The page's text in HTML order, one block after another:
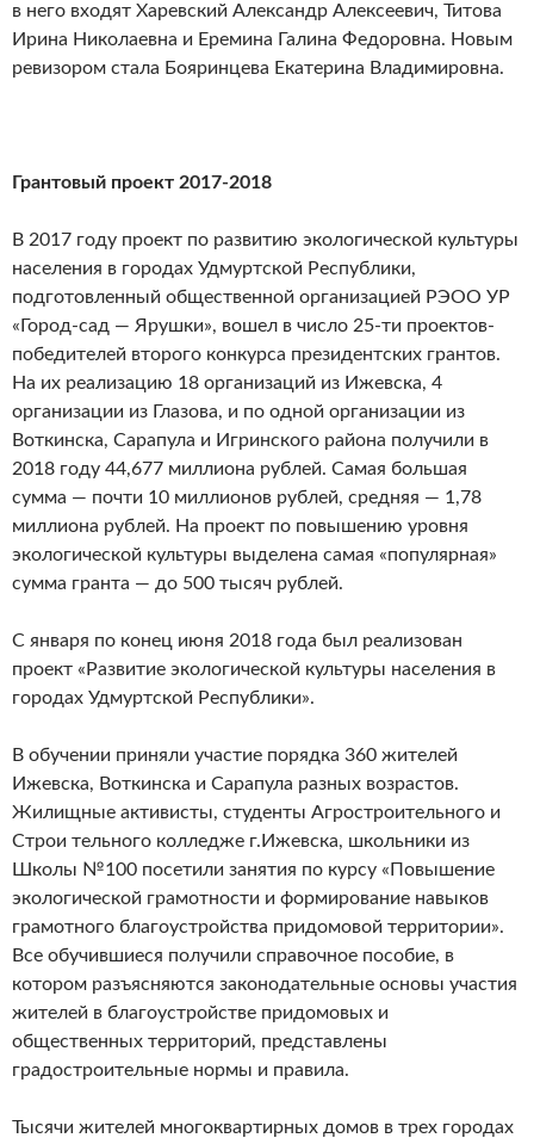
в него входят Харевский Александр Алексеевич, Титова
Ирина Николаевна и Еремина Галина Федоровна. Новым
ревизором стала Бояринцева Екатерина Владимировна.
Грантовый проект 2017-2018
В 2017 году проект по развитию экологической культуры
населения в городах Удмуртской Республики,
подготовленный общественной организацией РЭОО УР
«Город-сад — Ярушки», вошел в число 25-ти проектов-
победителей второго конкурса президентских грантов.
На их реализацию 18 организаций из Ижевска, 4
организации из Глазова, и по одной организации из
Воткинска, Сарапула и Игринского района получили в
2018 году 44,677 миллиона рублей. Самая большая
сумма — почти 10 миллионов рублей, средняя — 1,78
миллиона рублей. На проект по повышению уровня
экологической культуры выделена самая «популярная»
сумма гранта — до 500 тысяч рублей.
С января по конец июня 2018 года был реализован
проект «Развитие экологической культуры населения в
городах Удмуртской Республики».
В обучении приняли участие порядка 360 жителей
Ижевска, Воткинска и Сарапула разных возрастов.
Жилищные активисты, студенты Агростроительного и
Строи тельного колледже г.Ижевска, школьники из
Школы №100 посетили занятия по курсу «Повышение
экологической грамотности и формирование навыков
грамотного благоустройства придомовой территории».
Все обучившиеся получили справочное пособие, в
котором разъясняются законодательные основы участия
жителей в благоустройстве придомовых и
общественных территорий, представлены
градостроительные нормы и правила.
Тысячи жителей многоквартирных домов в трех городах